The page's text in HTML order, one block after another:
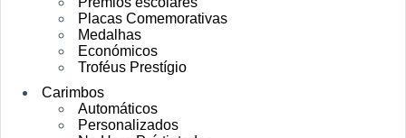
Placas Comemorativas
Medalhas
Económicos
Troféus Prestígio
Carimbos
Automáticos
Personalizados